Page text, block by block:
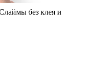
без клея и